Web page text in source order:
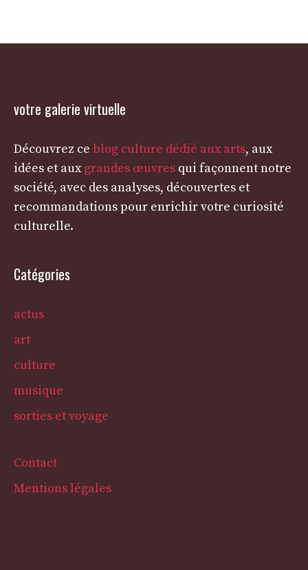
votre galerie virtuelle
Découvrez ce blog culture dédié aux arts, aux
idées et auxgrandes œuvres qui façonnent notre
société, avec des analyses, découvertes et
recommandations pour enrichir votre curiosité
culturelle.
Catégories
actus
art
culture
musique
sorties et voyage
Contact
Mentions légales